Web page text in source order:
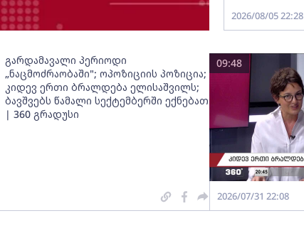
2026/08/05 22:28
გარდამავალი პერიოდი
„ნაცმოძრაობაში"; ოპოზიციის პოზიცია;
კიდევ ერთი ბრალდება ელისაშვილს;
ბავშვებს წამალი სექტემბერში ექნებათ
| 360 გრადუსი
09:48
2026/07/31 22:08